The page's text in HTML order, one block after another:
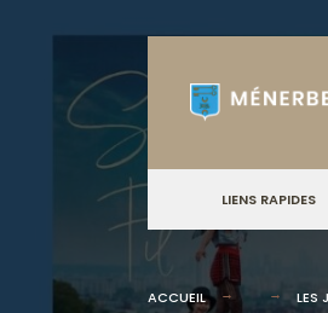
content
LIENS RAPIDES
ACCUEIL LES